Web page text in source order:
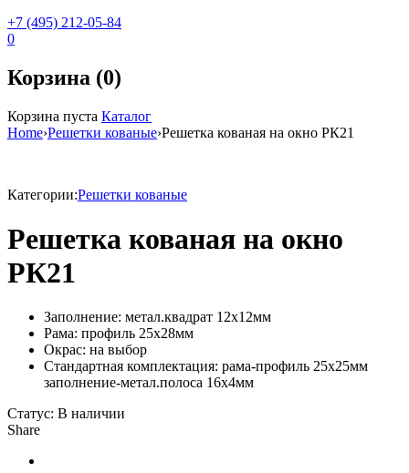
+7 (495) 212-05-84
0
Корзина (0)
Корзина пуста Каталог
Home›Решетки кованые›Решетка кованая на окно РК21
Категории:Решетки кованые
Решетка кованая на окно
РК21
Заполнение: метал.квадрат 12х12мм
Рама: профиль 25х28мм
Окрас: на выбор
Стандартная комплектация: рама-профиль 25х25мм
заполнение-метал.полоса 16х4мм
Статус: В наличии
Share